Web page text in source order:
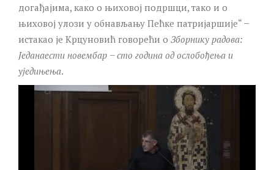
догађајима, како о њиховој подршци, тако и о
њиховој улози у обнављању Пећке патријаршије“ ̶
истакао је Крцуновић говорећи о Зборнику радова:
Једанаести новембар ̶ сто година од ослобођења и
уједињења.